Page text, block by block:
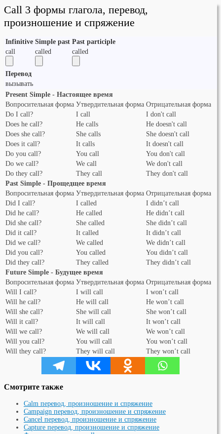
Call 3 формы глагола, перевод,
произношение и спряжение
Infinitive Simple past Past participle
call
called called
Перевод
вызывать
Present Simple - Настоящее время
Вопросительная форма Утвердительная форма Отрицательная форма
Do I call?
I call
I don't call
Does he call?
He calls
He doesn't call
Does she call?
She calls
She doesn't call
Does it call?
It calls
It doesn't call
Do you call?
You call
You don't call
Do we call?
We call
We don't call
Do they call?
They call
They don't call
Past Simple - Прощедщее время
Вопросительная форма Утвердительная форма Отрицательная форма
Did I call?
I called
I didn’t call
Did he call?
He called
He didn’t call
Did she call?
She called
She didn’t call
Did it call?
It called
It didn’t call
Did we call?
We called
We didn’t call
Did you call?
You called
You didn’t call
Did they call?
They called
They didn’t call
Future Simple - Будущее время
Вопросительная форма Утвердительная форма Отрицательная форма
Will I call?
I will call
I won’t call
Will he call?
He will call
He won’t call
Will she call?
She will call
She won’t call
Will it call?
It will call
It won’t call
Will we call?
We will call
We won’t call
Will you call?
You will call
You won’t call
Will they call?
They will call They won’t call
Смотрите также
Calm перевод, произношение и спряжение
Campaign перевод, произношение и спряжение
Cancel перевод, произношение и спряжение
Capture перевод, произношение и спряжение